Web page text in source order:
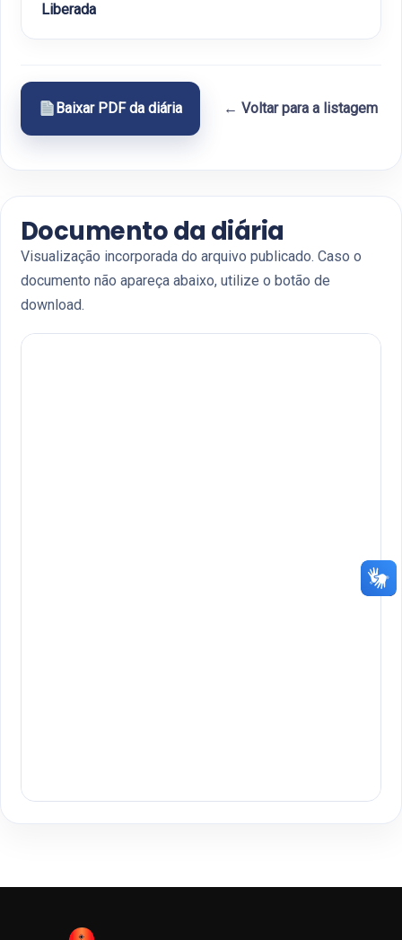
Liberada
Baixar PDF da diária ← Voltar para a listagem
Documento da diária
Visualização incorporada do arquivo publicado. Caso o
documento não apareça abaixo, utilize o botão de
download.